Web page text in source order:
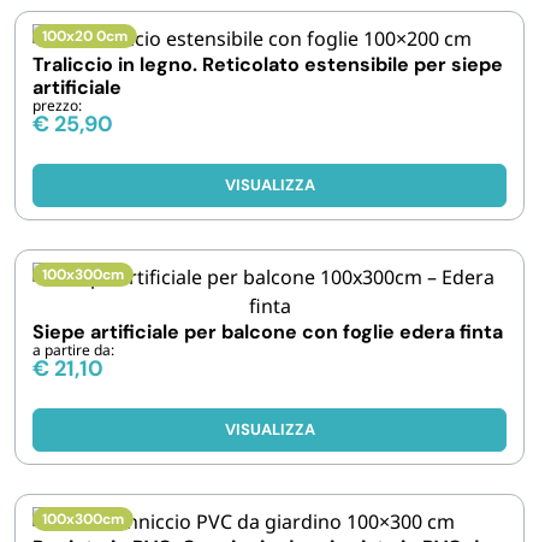
IGIENE E PULIZIA
CASA E PERSONA
FERRAMENTA E LINEA AUTO
AVVOLGENTI E CONTENITORI ALIMENTARI
PET
PARTY
FORNITURE SETTORE HO.RE.CA
100x20 0cm
Traliccio in legno. Reticolato estensibile per siepe
artificiale
prezzo:
€ 25,90
VISUALIZZA
100x300cm
Siepe artificiale per balcone con foglie edera finta
a partire da:
€ 21,10
VISUALIZZA
100x300cm